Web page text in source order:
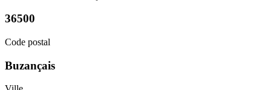
36500
Code postal
Buzançais